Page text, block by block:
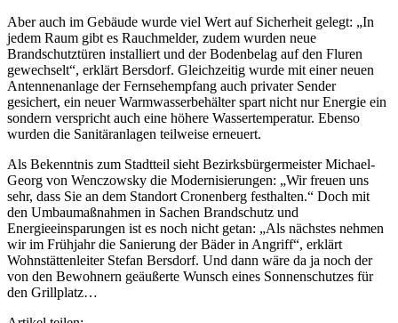
Aber auch im Gebäude wurde viel Wert auf Sicherheit gelegt: „In
jedem Raum gibt es Rauchmelder, zudem wurden neue
Brandschutztüren installiert und der Bodenbelag auf den Fluren
gewechselt“, erklärt Bersdorf. Gleichzeitig wurde mit einer neuen
Antennenanlage der Fernsehempfang auch privater Sender
gesichert, ein neuer Warmwasserbehälter spart nicht nur Energie ein
sondern verspricht auch eine höhere Wassertemperatur. Ebenso
wurden die Sanitäranlagen teilweise erneuert.
Als Bekenntnis zum Stadtteil sieht Bezirksbürgermeister Michael-
Georg von Wenczowsky die Modernisierungen: „Wir freuen uns
sehr, dass Sie an dem Standort Cronenberg festhalten.“ Doch mit
den Umbaumaßnahmen in Sachen Brandschutz und
Energieeinsparungen ist es noch nicht getan: „Als nächstes nehmen
wir im Frühjahr die Sanierung der Bäder in Angriff“, erklärt
Wohnstättenleiter Stefan Bersdorf. Und dann wäre da ja noch der
von den Bewohnern geäußerte Wunsch eines Sonnenschutzes für
den Grillplatz…